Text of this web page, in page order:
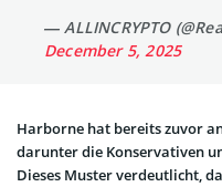
— ALLINCRYPTO
December 5, 2025
Harborne hat bereits zuvor
darunter die Konservativen
Dieses Muster verdeutlicht,